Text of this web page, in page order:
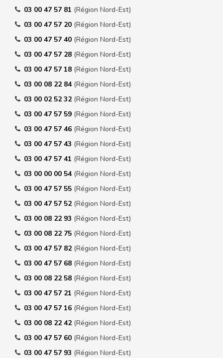
03 00 47 57 81 (Région Nord-Est)
03 00 47 57 20 (Région Nord-Est)
03 00 47 57 40 (Région Nord-Est)
03 00 47 57 28 (Région Nord-Est)
03 00 47 57 18 (Région Nord-Est)
03 00 08 22 84 (Région Nord-Est)
03 00 02 52 32 (Région Nord-Est)
03 00 47 57 59 (Région Nord-Est)
03 00 47 57 46 (Région Nord-Est)
03 00 47 57 43 (Région Nord-Est)
03 00 47 57 41 (Région Nord-Est)
03 00 00 00 54 (Région Nord-Est)
03 00 47 57 55 (Région Nord-Est)
03 00 47 57 52 (Région Nord-Est)
03 00 08 22 93 (Région Nord-Est)
03 00 08 22 75 (Région Nord-Est)
03 00 47 57 82 (Région Nord-Est)
03 00 47 57 68 (Région Nord-Est)
03 00 08 22 58 (Région Nord-Est)
03 00 47 57 21 (Région Nord-Est)
03 00 47 57 16 (Région Nord-Est)
03 00 08 22 42 (Région Nord-Est)
03 00 47 57 60 (Région Nord-Est)
03 00 47 57 93 (Région Nord-Est)